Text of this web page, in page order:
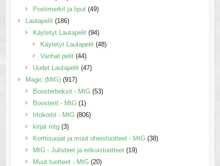
Postimerkit ja liput (49)
Lautapelit (186)
Käytetyt Lautapelit (94)
Käytetyt Lautapelit (48)
Vanhat pelit (44)
Uudet Lautapelit (47)
Magic (MtG) (917)
Boosterboksit - MtG (53)
Boosterit - MtG (1)
Irtokortit - MtG (806)
kirjat mtg (3)
Korttisuojat ja muut oheistuotteet - MtG (38)
MtG - Julisteet ja erikoistuotteet (19)
Muut tuotteet - MtG (20)